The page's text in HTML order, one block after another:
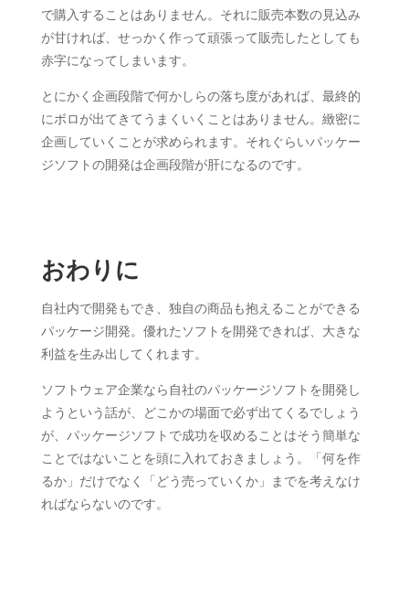
で購入することはありません。それに販売本数の見込み
が甘ければ、せっかく作って頑張って販売したとしても
赤字になってしまいます。
とにかく企画段階で何かしらの落ち度があれば、最終的
にボロが出てきてうまくいくことはありません。緻密に
企画していくことが求められます。それぐらいパッケー
ジソフトの開発は企画段階が肝になるのです。
おわりに
自社内で開発もでき、独自の商品も抱えることができる
パッケージ開発。優れたソフトを開発できれば、大きな
利益を生み出してくれます。
ソフトウェア企業なら自社のパッケージソフトを開発し
ようという話が、どこかの場面で必ず出てくるでしょう
が、パッケージソフトで成功を収めることはそう簡単な
ことではないことを頭に入れておきましょう。「何を作
るか」だけでなく「どう売っていくか」までを考えなけ
ればならないのです。